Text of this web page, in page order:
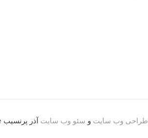
طراحی وب سایت و سئو وب سایت آذر پرنسیب